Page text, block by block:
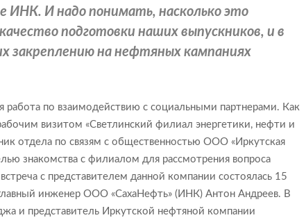
ИНК. И надо понимать, насколько это
подготовки наших выпускников, и в
закреплению на нефтяных кампаниях
по взаимодействию с социальными партнерами. Как
визитом «Светлинский филиал энергетики, нефти и
отдела по связям с общественностью ООО «Иркутская
знакомства с филиалом для рассмотрения вопроса
с представителем данной компании состоялась 15
инженер ООО «СахаНефть» (ИНК) Антон Андреев. В
и представитель Иркутской нефтяной компании